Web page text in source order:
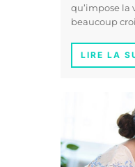
qu’impose la
beaucoup
LIRE LA